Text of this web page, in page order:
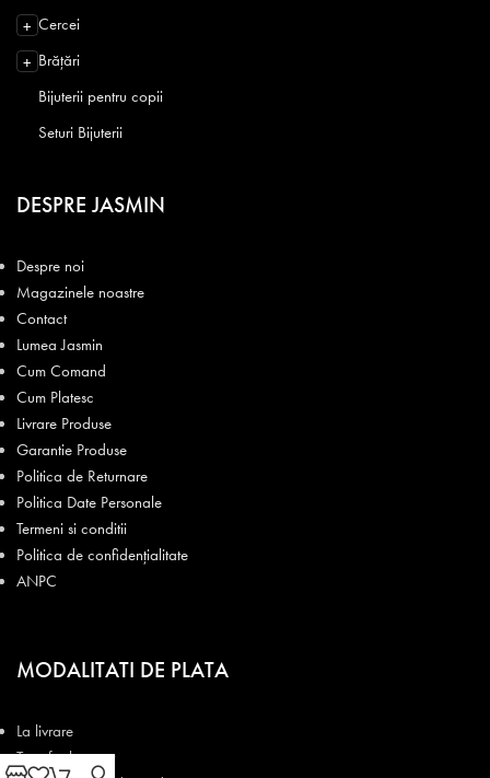
+ Cercei
+ Brățări
Bijuterii pentru copii
Seturi Bijuterii
DESPRE JASMIN
Despre noi
Magazinele noastre
Contact
Lumea Jasmin
Cum Comand
Cum Platesc
Livrare Produse
Garantie Produse
Politica de Returnare
Politica Date Personale
Termeni si conditii
Politica de confidențialitate
ANPC
MODALITATI DE PLATA
La livrare
Transfer bancar